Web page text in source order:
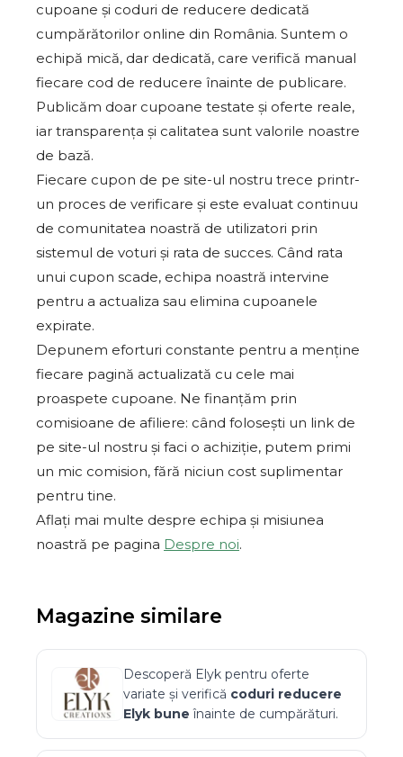
cupoane și coduri de reducere dedicată
cumpărătorilor online din România. Suntem o
echipă mică, dar dedicată, care verifică manual
fiecare cod de reducere înainte de publicare.
Publicăm doar cupoane testate și oferte reale,
iar transparența și calitatea sunt valorile noastre
de bază.
Fiecare cupon de pe site-ul nostru trece printr-
un proces de verificare și este evaluat continuu
de comunitatea noastră de utilizatori prin
sistemul de voturi și rata de succes. Când rata
unui cupon scade, echipa noastră intervine
pentru a actualiza sau elimina cupoanele
expirate.
Depunem eforturi constante pentru a menține
fiecare pagină actualizată cu cele mai
proaspete cupoane. Ne finanțăm prin
comisioane de afiliere: când folosești un link de
pe site-ul nostru și faci o achiziție, putem primi
un mic comision, fără niciun cost suplimentar
pentru tine.
Aflați mai multe despre echipa și misiunea
noastră pe pagina Despre noi.
Magazine similare
Descoperă Elyk pentru oferte
variate și verifică coduri reducere
Elyk bune înainte de cumpărături.